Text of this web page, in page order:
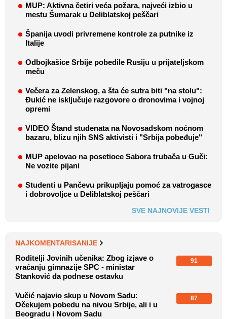
MUP: Aktivna četiri veća požara, najveći izbio u
mestu Šumarak u Deliblatskoj peščari
Španija uvodi privremene kontrole za putnike iz
Italije
Odbojkašice Srbije pobedile Rusiju u prijateljskom
meču
Večera za Zelenskog, a šta će sutra biti "na stolu":
Đukić ne isključuje razgovore o dronovima i vojnoj
opremi
VIDEO Štand studenata na Novosadskom noćnom
bazaru, blizu njih SNS aktivisti i "Srbija pobeđuje"
MUP apelovao na posetioce Sabora trubača u Guči:
Ne vozite pijani
Studenti u Pančevu prikupljaju pomoć za vatrogasce
i dobrovoljce u Deliblatskoj peščari
SVE NAJNOVIJE VESTI
NAJKOMENTARISANIJE
Roditelji Jovinih učenika: Zbog izjave o
vraćanju gimnazije SPC - ministar
Stanković da podnese ostavku
91
Vučić najavio skup u Novom Sadu:
Očekujem pobedu na nivou Srbije, ali i u
Beogradu i Novom Sadu
87